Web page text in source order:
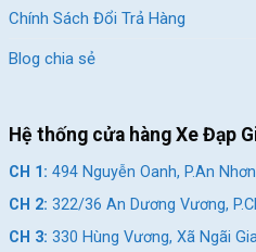
Chính Sách Đổi Trả Hàng
Blog chia sẻ
Hệ thống cửa hàng Xe Đạp
CH 1: 494 Nguyễn Oanh, P.An
CH 2: 322/36 An Dương Vương,
CH 3: 330 Hùng Vương, Xã Ngãi